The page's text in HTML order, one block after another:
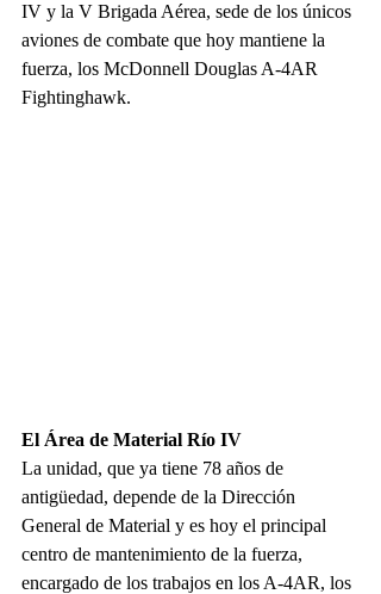
IV y la V Brigada Aérea, sede de los únicos
aviones de combate que hoy mantiene la
fuerza, los McDonnell Douglas A-4AR
Fightinghawk.
El Área de Material Río IV
La unidad, que ya tiene 78 años de
antigüedad, depende de la Dirección
General de Material y es hoy el principal
centro de mantenimiento de la fuerza,
encargado de los trabajos en los A-4AR, los